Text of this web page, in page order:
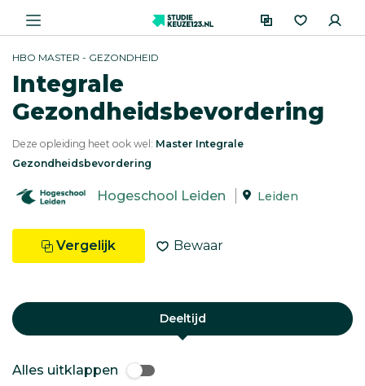
HBO MASTER - GEZONDHEID
Integrale
Gezondheidsbevordering
Deze opleiding heet ook wel: Master Integrale
Gezondheidsbevordering
Hogeschool Leiden Leiden
Vergelijk Bewaar
Deeltijd
Alles uitklappen